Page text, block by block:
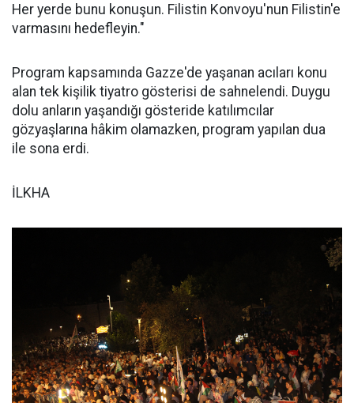
Her yerde bunu konuşun. Filistin Konvoyu'nun Filistin'e
varmasını hedefleyin."
Program kapsamında Gazze'de yaşanan acıları konu
alan tek kişilik tiyatro gösterisi de sahnelendi. Duygu
dolu anların yaşandığı gösteride katılımcılar
gözyaşlarına hâkim olamazken, program yapılan dua
ile sona erdi.
İLKHA